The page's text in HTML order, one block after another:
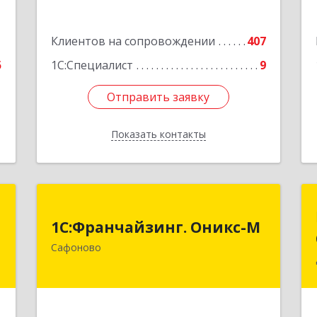
Клиентов на сопровождении
407
1С:Специалист
9
Отправить заявку
Показать контакты
Отправить заявку
Назад
1С:Франчайзинг. Оникс-М
Сафоново
215500, Смоленская обл, Сафоновский
р-н, Сафоново г, Революционная ул,